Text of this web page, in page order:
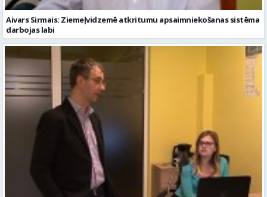
Video: Portāls “Valmieras Ziņas”